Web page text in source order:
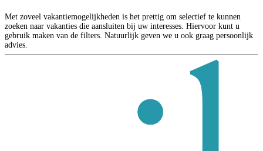
Met zoveel vakantiemogelijkheden is het prettig om selectief te kunnen
zoeken naar vakanties die aansluiten bij uw interesses. Hiervoor kunt u
gebruik maken van de filters. Natuurlijk geven we u ook graag persoonlijk
advies.